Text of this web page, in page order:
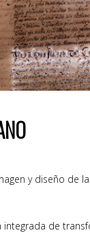
y diseño de
integrada de